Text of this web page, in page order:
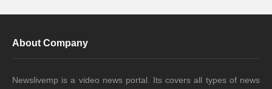
About Company
Newslivemp is a video news portal. Its covers all types of news